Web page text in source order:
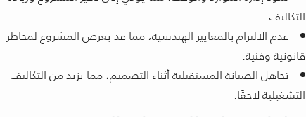
التكاليف.
عدم الالتزام بالمعايير الهندسية، مما قد يعرض المشروع لمخاطر
قانونية وفنية.
تجاهل الصيانة المستقبلية أثناء التصميم، مما يزيد من التكاليف
التشغيلية لاحقًا.